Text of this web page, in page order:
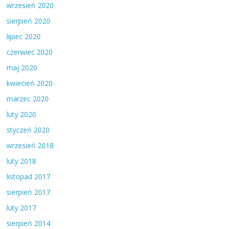
wrzesień 2020
sierpień 2020
lipiec 2020
czerwiec 2020
maj 2020
kwiecień 2020
marzec 2020
luty 2020
styczeń 2020
wrzesień 2018
luty 2018
listopad 2017
sierpień 2017
luty 2017
sierpień 2014